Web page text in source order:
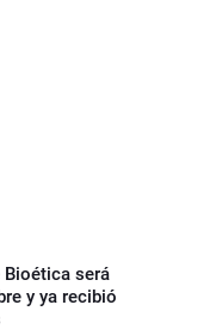
será
y ya recibió